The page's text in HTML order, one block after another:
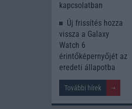
kapcsolatban
Új frissítés hozza
vissza a Galaxy
Watch 6
érintőképernyőjét az
eredeti állapotba
További hírek